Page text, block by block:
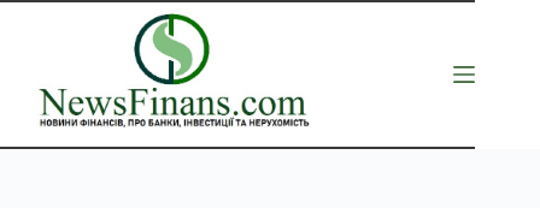
Перейти